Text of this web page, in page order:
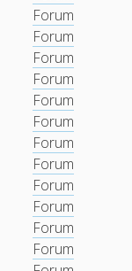
Forum
Forum
Forum
Forum
Forum
Forum
Forum
Forum
Forum
Forum
Forum
Forum